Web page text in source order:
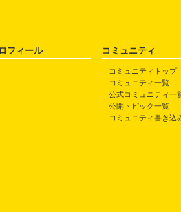
フィール コミュニティ
コミュニティトップ
コミュニティ一覧
公式コミュニティ一
公開トピック一覧
コミュニティ書き込